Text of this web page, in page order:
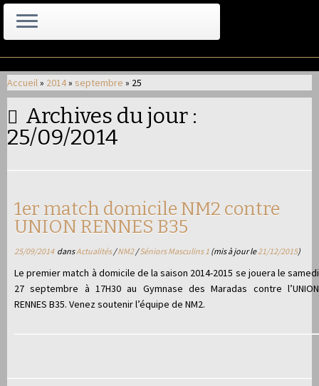
au
contenu
Accueil» 2014» septembre » 25
Archives du jour :
25/09/2014
1er match domicile NM2 contre
UNION RENNES B35
25/09/2014dansActualités/NM2/Séniors Masculins 1 (mis à jour le21/12/2015)
Le premier match à domicile de la saison 2014-2015 se jouera le samedi
27 septembre à 17H30 au Gymnase des Maradas contre l’UNION
RENNES B35. Venez soutenir l’équipe de NM2.